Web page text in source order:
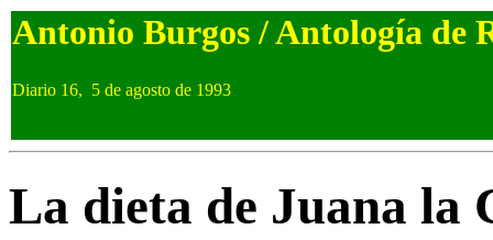
Antonio Burgos / Antología de
Diario 16, 5 de agosto de 1993
La dieta de Juana la